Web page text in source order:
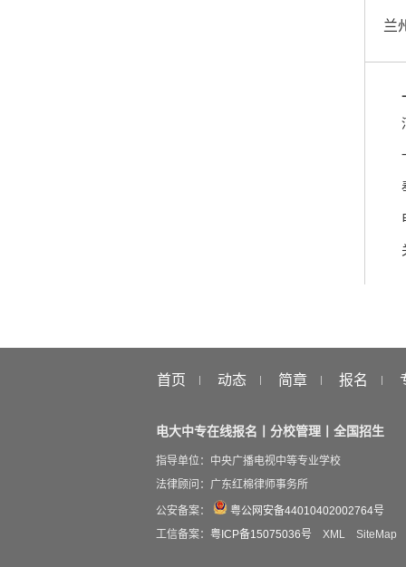
兰
首页 动态 简章 报名
电大中专在线报名丨分校管理丨全国招生
指导单位：中央广播电视中等专业学校
法律顾问：广东红棉律师事务所
公安备案：
粤公网安备44010402002764号
工信备案： 粤ICP备15075036号 XML SiteMap